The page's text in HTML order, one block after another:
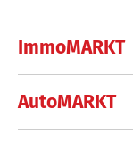
ImmoMARKT
AutoMARKT